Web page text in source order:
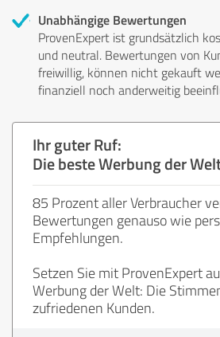
Unabhängige Bewertungen
ProvenExpert ist grundsätzlich
und neutral. Bewertungen von
freiwillig, können nicht gekauft
finanziell noch anderweitig
Ihr guter Ruf:
Die beste Werbung der
85 Prozent aller Verbraucher
Bewertungen genauso wie
Empfehlungen.
Setzen Sie mit ProvenExpert
Werbung der Welt: Die
zufriedenen Kunden.